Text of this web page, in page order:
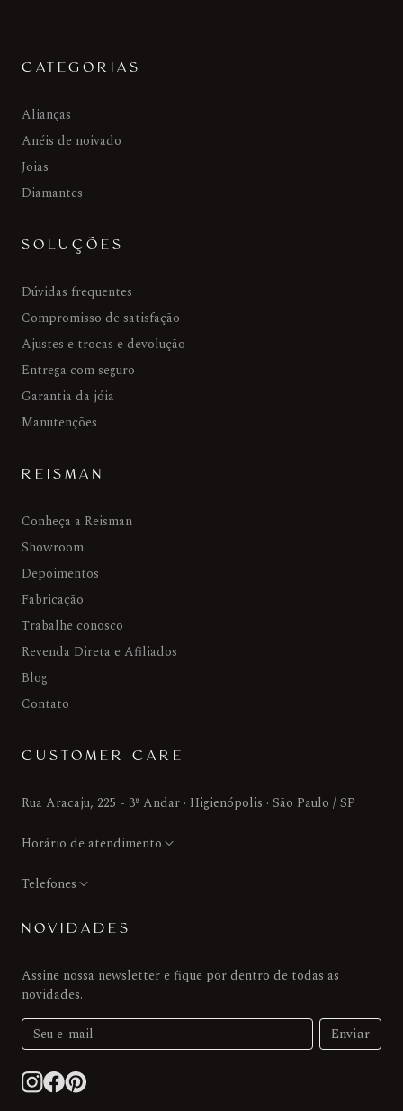
CATEGORIAS
Alianças
Anéis de noivado
Joias
Diamantes
SOLUÇÕES
Dúvidas frequentes
Compromisso de satisfação
Ajustes e trocas e devolução
Entrega com seguro
Garantia da jóia
Manutenções
REISMAN
Conheça a Reisman
Showroom
Depoimentos
Fabricação
Trabalhe conosco
Revenda Direta e Afiliados
Blog
Contato
CUSTOMER CARE
Rua Aracaju, 225 - 3º Andar · Higienópolis · São Paulo / SP
Horário de atendimento
Telefones
NOVIDADES
Assine nossa newsletter e fique por dentro de todas as
novidades.
Enviar